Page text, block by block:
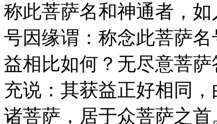
称此菩萨名和神通者，
号因缘谓：称念此菩萨
益相比如何？无尽意菩
充说：其获益正好相同
诸菩萨，居于众菩萨之